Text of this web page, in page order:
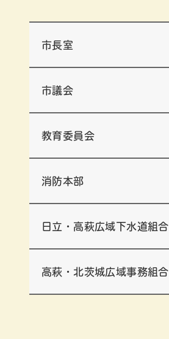
市長室
市議会
教育委員会
消防本部
日立・高萩広域下水道組合
高萩・北茨城広域事務組合